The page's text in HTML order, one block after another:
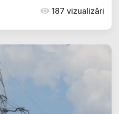
187 vizualizări